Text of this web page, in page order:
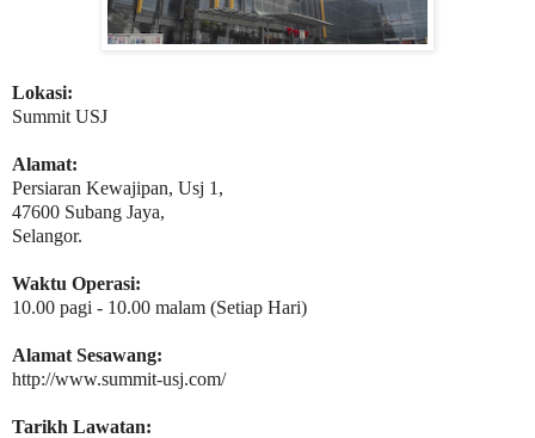
Lokasi:
Summit USJ
Alamat:
Persiaran Kewajipan, Usj 1,
47600 Subang Jaya,
Selangor.
Waktu Operasi:
10.00 pagi - 10.00 malam (Setiap Hari)
Alamat Sesawang:
http://www.summit-usj.com/
Tarikh Lawatan: